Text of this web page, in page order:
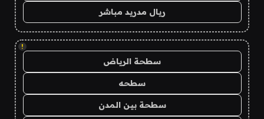
ريال مدريد مباشر
!
سطحة الرياض
سطحه
سطحة بين المدن